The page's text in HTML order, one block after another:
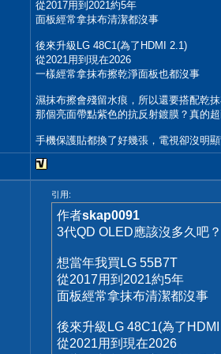
從2017用到2021約5年
面板經常拿抹布清潔都沒事
後來升級LG 48C1(為了HDMI 2.1)
從2021用到現在2026
一樣經常拿抹布擦乾淨面板也都沒事
濕抹布擦會殘留水痕，所以還要搭配乾
那個亮面帶點紫色的抗反射鍍膜？真的超
手機保護貼都換了好幾張，電視卻沒明
引用:
作者skap0091
3代QD OLED應該沒多久吧？
想當年我買LG 55B7T
從2017用到2021約5年
面板經常拿抹布清潔都沒事
後來升級LG 48C1(為了
從2021用到現在2026